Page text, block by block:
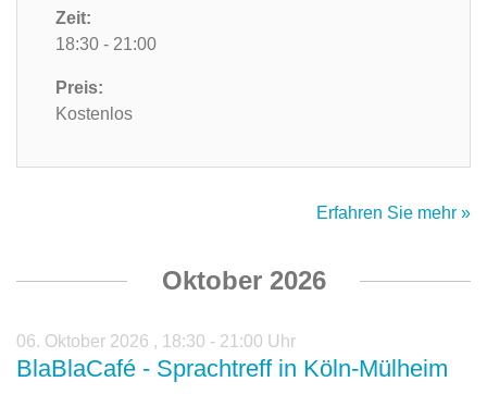
Zeit:
18:30 - 21:00
Preis:
Kostenlos
Erfahren Sie mehr »
Oktober 2026
06. Oktober 2026 , 18:30 - 21:00 Uhr
BlaBlaCafé - Sprachtreff in Köln-Mülheim